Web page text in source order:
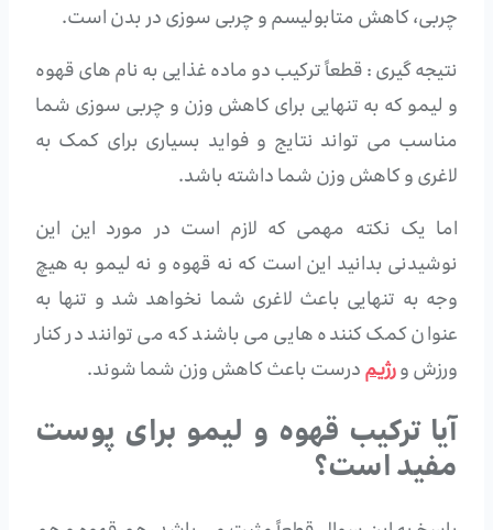
چربی، کاهش متابولیسم و چربی سوزی در بدن است.
نتیجه گیری : قطعاً ترکیب دو ماده غذایی به نام های قهوه
و لیمو که به تنهایی برای کاهش وزن و چربی سوزی شما
مناسب می تواند نتایج و فواید بسیاری برای کمک به
لاغری و کاهش وزن شما داشته باشد.
اما یک نکته مهمی که لازم است در مورد این این
نوشیدنی بدانید این است که نه قهوه و نه لیمو به هیچ
وجه به تنهایی باعث لاغری شما نخواهد شد و تنها به
عنوان کمک کننده هایی می باشند که می توانند در کنار
ورزش ورژیمدرست باعث کاهش وزن شما شوند.
آیا ترکیب قهوه و لیمو برای پوست
مفید است؟